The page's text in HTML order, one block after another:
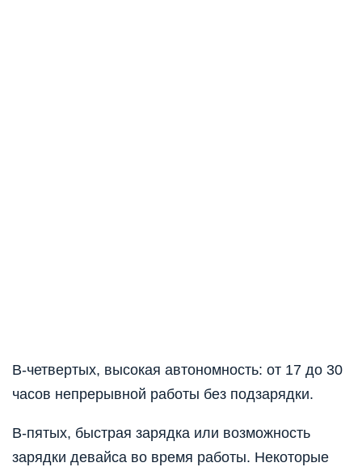
В-четвертых, высокая автономность: от 17 до 30
часов непрерывной работы без подзарядки.
В-пятых, быстрая зарядка или возможность
зарядки девайса во время работы. Некоторые